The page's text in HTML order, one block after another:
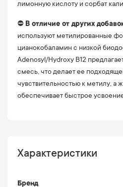
лимонную кислоту и сорбат
⛔️ В отличие от других
используют метилированные
цианокобаламин с низкой
Adenosyl/Hydroxy B12
смесь, что делает ее
чувствительностью к метилу, а
обеспечивает быстрое
Характеристики
Бренд